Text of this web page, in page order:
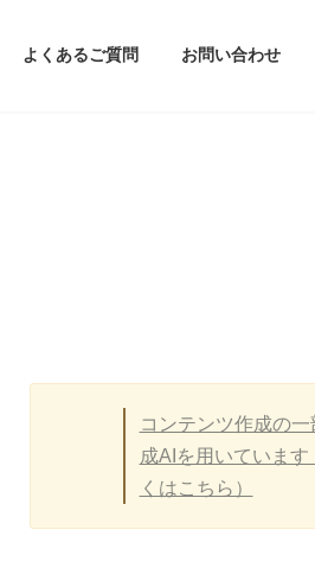
よくあるご質問 お問い合わせ
コンテンツ作成の一
成AIを用いています
くはこちら）